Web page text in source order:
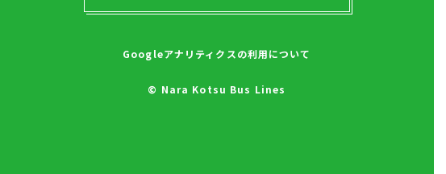
Googleアナリティクスの利用について
© Nara Kotsu Bus Lines